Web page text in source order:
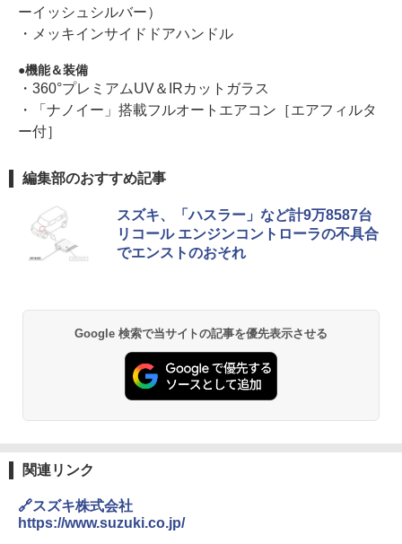
ーイッシュシルバー）
・メッキインサイドドアハンドル
機能＆装備
・360°プレミアムUV＆IRカットガラス
・「ナノイー」搭載フルオートエアコン［エアフィルタ
ー付］
編集部のおすすめ記事
スズキ、「ハスラー」など計9万8587台
リコール エンジンコントローラの不具合
でエンストのおそれ
Google 検索で当サイトの記事を優先表示させる
関連リンク
🔗スズキ株式会社
https://www.suzuki.co.jp/